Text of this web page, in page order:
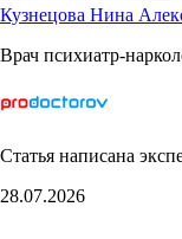
Кузнецова Нина
Врач психиатр-
Статья написана
28.07.2026